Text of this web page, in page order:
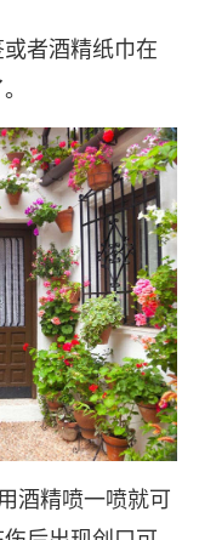
者酒精纸巾在
酒精喷一喷就可